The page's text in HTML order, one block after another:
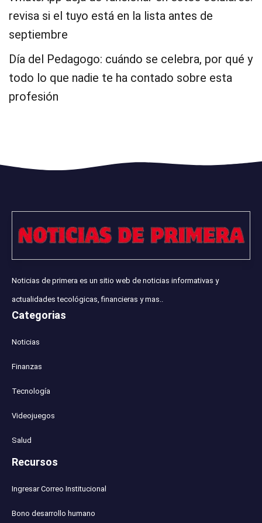
revisa si el tuyo está en la lista antes de
septiembre
Día del Pedagogo: cuándo se celebra, por qué y
todo lo que nadie te ha contado sobre esta
profesión
Noticias de primera es un sitio web de noticias informativas y
actualidades tecológicas, financieras y mas..
Categorias
Noticias
Finanzas
Tecnología
Videojuegos
Salud
Recursos
Ingresar Correo Institucional
Bono desarrollo humano